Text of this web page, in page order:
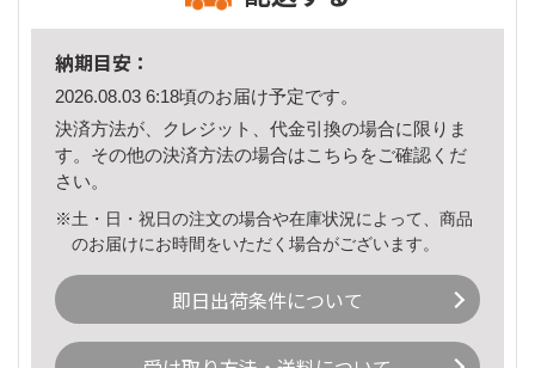
納期目安：
2026.08.03 6:18頃のお届け予定です。
決済方法が、クレジット、代金引換の場合に限りま
す。その他の決済方法の場合はこちら をご確認くだ
さい。
※土・日・祝日の注文の場合や在庫状況によって、商品
のお届けにお時間をいただく場合がございます。
即日出荷条件について